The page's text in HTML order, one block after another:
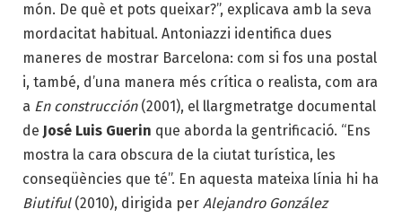
món. De què et pots queixar?”, explicava amb la seva
mordacitat habitual. Antoniazzi identifica dues
maneres de mostrar Barcelona: com si fos una postal
i, també, d’una manera més crítica o realista, com ara
a En construcción (2001), el llargmetratge documental
de José Luis Guerin que aborda la gentrificació. “Ens
mostra la cara obscura de la ciutat turística, les
conseqüències que té”. En aquesta mateixa línia hi ha
Biutiful (2010), dirigida per Alejandro González